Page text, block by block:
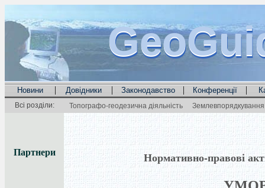
Новини | Довідники | Законодавство | Конференції |
Всі розділи: Топографо-геодезична діяльність
Партнери Нормативно-правові